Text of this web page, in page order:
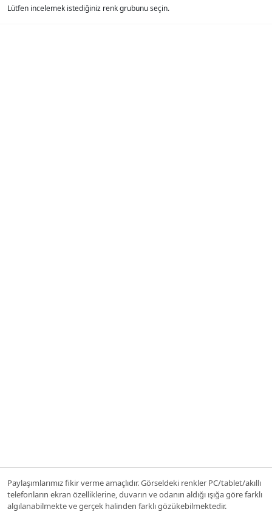
Lütfen incelemek istediğiniz renk grubunu seçin.
Paylaşımlarımız fikir verme amaçlıdır. Görseldeki renkler PC/tablet/akıllı
telefonların ekran özelliklerine, duvarın ve odanın aldığı ışığa göre farklı
algılanabilmekte ve gerçek halinden farklı gözükebilmektedir.